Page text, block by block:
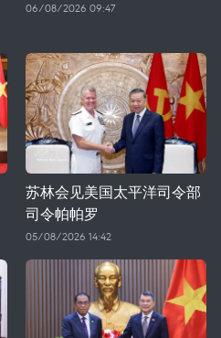
06/08/2026 09:47
苏林会见美国太平洋司令部
司令帕帕罗
05/08/2026 14:42